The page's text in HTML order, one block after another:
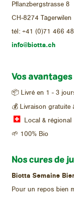
Pflanzbergstrasse 8
CH-8274 Tägerwilen
tél: +41 (0)71 466
info@biotta.ch
Vos
📦 Livré en 1 - 3
💰 Livraison gratuite
Local & régional
🌱 100% Bio
Nos cures de
Biotta Semaine
Pour un repos bien